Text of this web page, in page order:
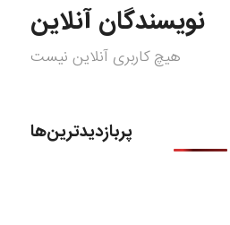
نویسندگان آنلاین
هیچ کاربری آنلاین نیست
پربازدیدترین‌ها